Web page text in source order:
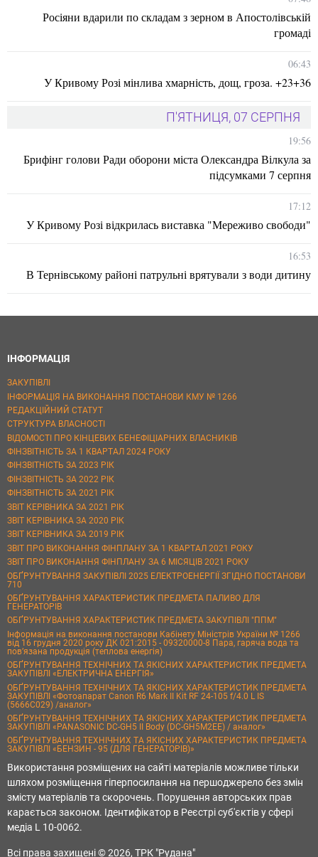
Росіяни вдарили по складам з зерном в Апостолівській
громаді
06:43
У Кривому Розі мінлива хмарність, дощ, гроза. +23+36
П'ЯТНИЦЯ, 07 СЕРПНЯ
19:56
Брифінг голови Ради оборони міста Олександра Вілкула за
підсумками 7 серпня
17:12
У Кривому Розі відкрилась виставка "Мереживо свободи"
16:53
В Тернівському районі патрульні врятували з води дитину
ІНФОРМАЦІЯ
ЗАКУПІВЛІ
ІНФОРМАЦІЯ НА ВИКОНАННЯ ПОСТАНОВИ КМУ № 1266
РЕДАКЦІЙНИЙ СТАТУТ
СТРУКТУРА ВЛАСНОСТІ
ВІДОМОСТІ ПРО КІНЦЕВИХ БЕНЕФІЦІАРНИХ ВЛАСНИКІВ
ФІНЗВІТНІСТЬ ЗА 1 КВАРТАЛ 2024 РОКУ
ФІНЗВІТНІСТЬ ЗА 2023 РІК
ФІНЗВІТНІСТЬ ЗА 2022 РІК
ФІНЗВІТНІСТЬ ЗА 2021 РІК
ЗВІТ КЕРІВНИКА ЗА 2021 РІК
ЗВІТ КЕРІВНИКА ЗА 2020 РІК
ЗВІТ КЕРІВНИКА ЗА 2019 РІК
ЗВІТ ПРО ВИКОНАННЯ ФІНПЛАНУ ЗА 1 КВАРТАЛ 2021 РОКУ
ЗВІТ ПРО ВИКОНАННЯ ФІНПЛАНУ ЗА 6 МІСЯЦІВ 2021 РОКУ
ОБҐРУНТУВАННЯ ЗАКУПІВЛІ 2025 ЕЛЕКТРОЕНЕРГІЇ ЗГІДНО ПОСТАНОВИ
710
ОБҐРУНТУВАННЯ ХАРАКТЕРИСТИК ПРЕДМЕТА ПАЛИВО ДЛЯ
ГЕНЕРАТОРІВ
ОБҐРУНТУВАННЯ ХАРАКТЕРИСТИК ПРЕДМЕТА ЗАКУПІВЛІ "ППМ"
Інформація на виконання постанови Кабінету Міністрів України № 1266
від 16 грудня 2020 року ДК 021:2015 - 09320000-8 Пара, гаряча вода та
пов’язана продукція (теплова енергія)
ОБҐРУНТУВАННЯ ТЕХНІЧНИХ ТА ЯКІСНИХ ХАРАКТЕРИСТИК ПРЕДМЕТА
ЗАКУПІВЛІ «ЕЛЕКТРИЧНА ЕНЕРГІЯ»
ОБҐРУНТУВАННЯ ТЕХНІЧНИХ ТА ЯКІСНИХ ХАРАКТЕРИСТИК ПРЕДМЕТА
ЗАКУПІВЛІ «Фотоапарат Canon R6 Mark II Kit RF 24-105 f/4.0 L IS
(5666C029) /аналог»
ОБҐРУНТУВАННЯ ТЕХНІЧНИХ ТА ЯКІСНИХ ХАРАКТЕРИСТИК ПРЕДМЕТА
ЗАКУПІВЛІ «PANASONIC DC-GH5 II Body (DC-GH5M2EE) / аналог»
ОБҐРУНТУВАННЯ ТЕХНІЧНИХ ТА ЯКІСНИХ ХАРАКТЕРИСТИК ПРЕДМЕТА
ЗАКУПІВЛІ «БЕНЗИН - 95 (ДЛЯ ГЕНЕРАТОРІВ)»
Використання розміщених на сайті матеріалів можливе тільки
шляхом розміщення гіперпосилання на першоджерело без змін
змісту матеріалів та скорочень. Порушення авторських прав
карається законом. Ідентифікатор в Реєстрі суб'єктів у сфері
медіа L 10-0062.
Всі права захищені © 2026, ТРК "Рудана"